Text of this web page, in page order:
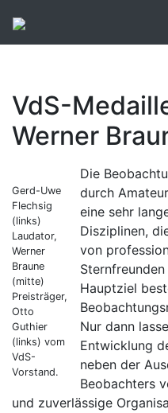
VdS-
Werner
Gerd-Uwe
Flechsig
(links)
Laudator,
Werner
Braune
(mitte)
Preisträger,
Otto
Guthier
(links) vom
VdS-
Vorstand.
Die
durch
eine sehr
Disziplinen,
von
Hauptziel
Nur dann
Entwicklung
neben der
Beobachters
und zuverlässige